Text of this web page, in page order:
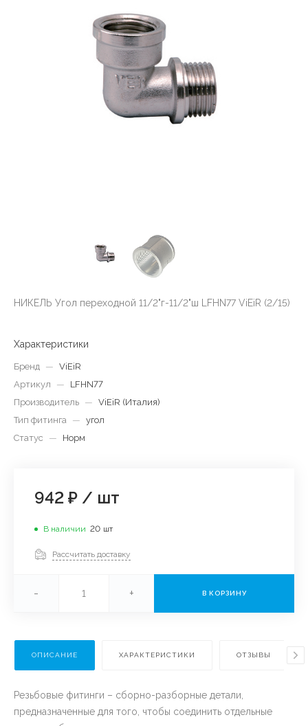
НИКЕЛЬ Угол переходной 11/2"г-11/2"ш LFHN77 ViEiR (2/15)
Характеристики
Бренд — ViEiR
Артикул
—
LFHN77
Производитель — ViEiR (Италия)
Тип фитинга — угол
Статус
— Норм
942 ₽ / шт
В наличии 20 шт
Рассчитать доставку
- + В КОРЗИНУ
ОПИСАНИЕ ХАРАКТЕРИСТИКИ ОТЗЫВЫ
Резьбовые фитинги – сборно-разборные детали,
предназначенные для того, чтобы соединить отдельные